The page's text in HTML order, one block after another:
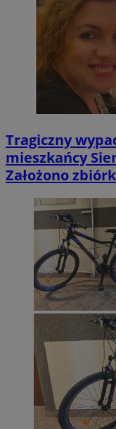
Tragiczny
mieszkańcy
Założono